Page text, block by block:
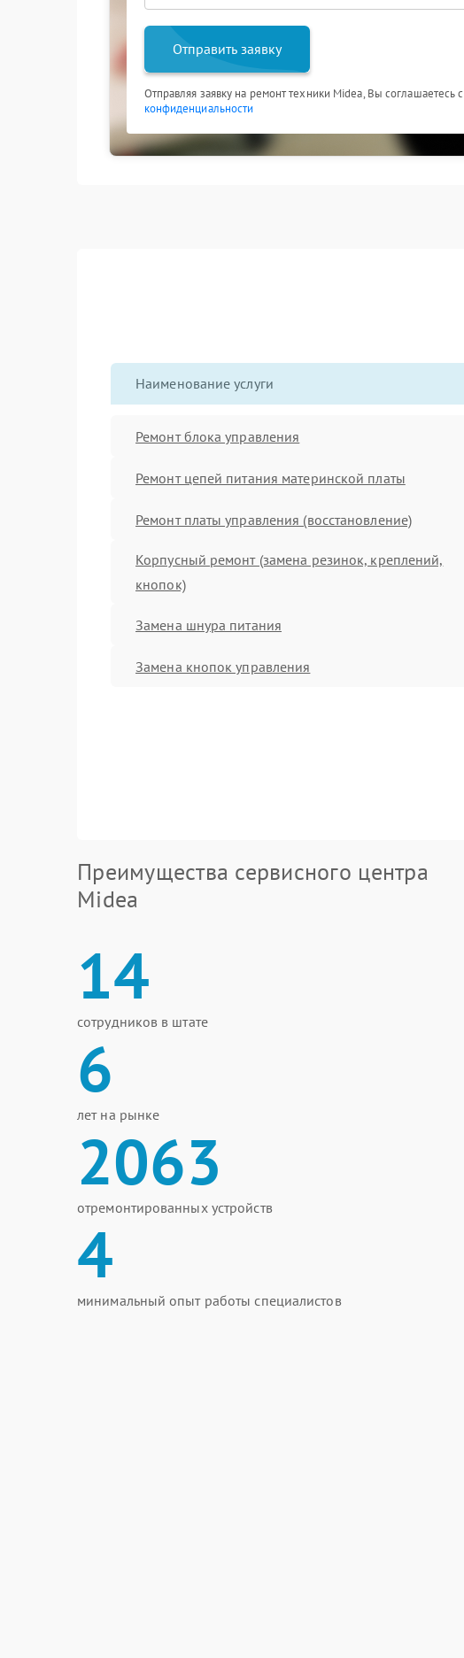
Отправить заявку
Отправляя заявку на ремонт техники Midea, Вы соглашаетесь с
конфиденциальности
Наименование услуги
Ремонт блока управления
Ремонт цепей питания материнской платы
Ремонт платы управления (восстановление)
Корпусный ремонт (замена резинок, креплений,
кнопок)
Замена шнура питания
Замена кнопок управления
Преимущества сервисного центра
Midea
14
сотрудников в штате
6
лет на рынке
2063
отремонтированных устройств
4
минимальный опыт работы специалистов